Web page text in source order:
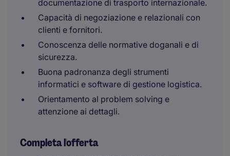
documentazione di trasporto internazionale.
Capacità di negoziazione e relazionali con
clienti e fornitori.
Conoscenza delle normative doganali e di
sicurezza.
Buona padronanza degli strumenti
informatici e software di gestione logistica.
Orientamento al problem solving e
attenzione ai dettagli.
Completa l'offerta